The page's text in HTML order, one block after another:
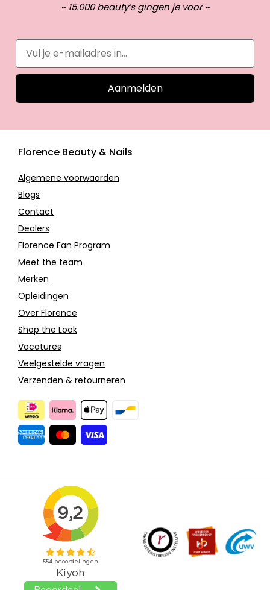
~ 15.000 beauty’s gingen je voor ~
Aanmelden
Florence Beauty & Nails
Algemene voorwaarden
Blogs
Contact
Dealers
Florence Fan Program
Meet the team
Merken
Opleidingen
Over Florence
Shop the Look
Vacatures
Veelgestelde vragen
Verzenden & retourneren